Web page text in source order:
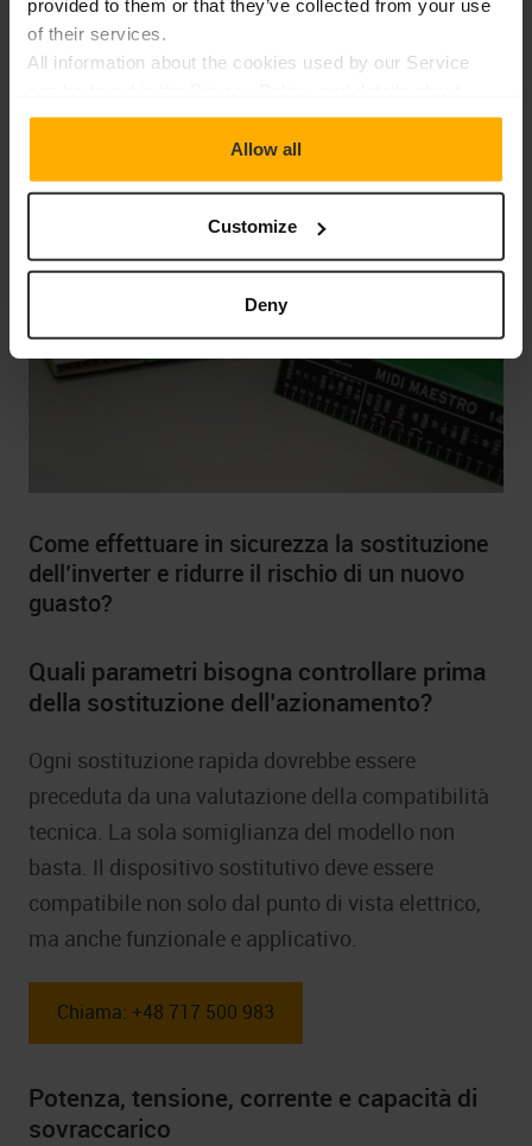
provided to them or that they’ve collected from your use
of their services.
All information about the cookies used by our Service
providers and types of cookies can also be found in the
Allow all
Customize
Deny
Richiedi una riparazione
Come effettuare in sicurezza la sostituzione
dell’inverter e ridurre il rischio di un nuovo
guasto?
Quali parametri bisogna controllare prima
della sostituzione dell’azionamento?
Ogni sostituzione rapida dovrebbe essere
preceduta da una valutazione della compatibilità
tecnica. La sola somiglianza del modello non
basta. Il dispositivo sostitutivo deve essere
compatibile non solo dal punto di vista elettrico,
ma anche funzionale e applicativo.
Chiama: +48 717 500 983
Potenza, tensione, corrente e capacità di
sovraccarico